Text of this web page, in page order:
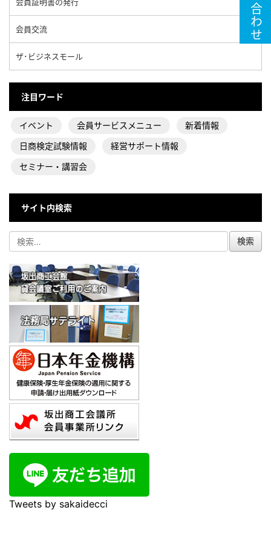
会員交流
ザ･ビジネスモール
注目ワード
イベント 会員サービスメニュー
新着情報
日商検定試験情報
経営サポート情報
セミナー・講習会
サイト内検索
Tweets by sakaidecci